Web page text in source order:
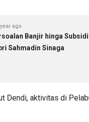
ago
Banjir hinga
Sahmadin Sinaga
Dendi, aktivitas di